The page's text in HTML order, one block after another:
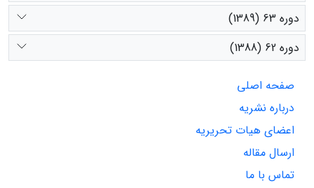
دوره 63 (1389)
دوره 62 (1388)
صفحه اصلی
درباره نشریه
اعضای هیات تحریریه
ارسال مقاله
تماس با ما